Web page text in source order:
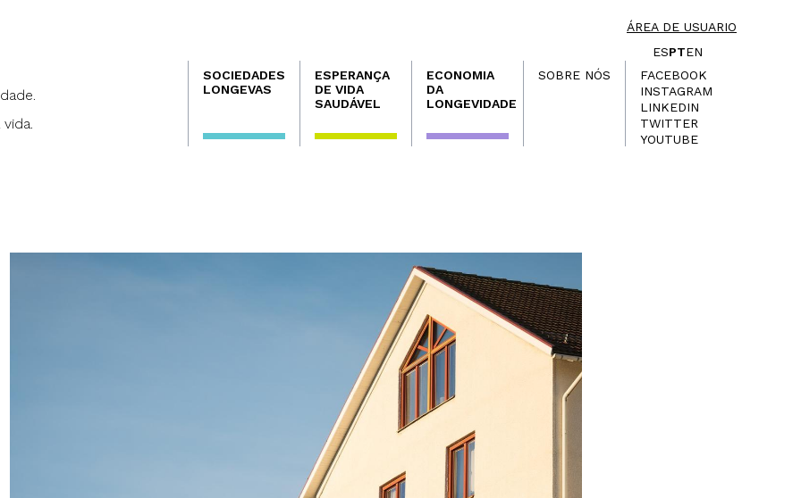
ÁREA DE USUARIO
ESPTEN
Navegación
principal
SOCIEDADES
LONGEVAS
ESPERANÇA
DE VIDA
SAUDÁVEL
ECONOMIA
DA
LONGEVIDADE
SOBRE NÓS
FACEBOOK
INSTAGRAM
LINKEDIN
TWITTER
YOUTUBE